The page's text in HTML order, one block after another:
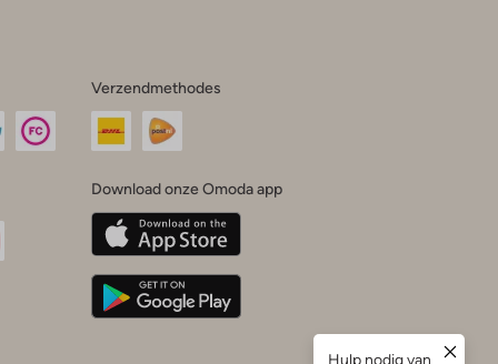
Verzendmethodes
Download onze Omoda app